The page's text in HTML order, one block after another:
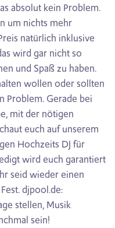
absolut kein Problem.
um nichts mehr
natürlich inklusive
wird gar nicht so
und Spaß zu haben.
wollen oder sollten
Problem. Gerade bei
mit der nötigen
euch auf unserem
Hochzeits DJ für
wird euch garantiert
seid wieder einen
djpool.de:
stellen, Musik
sein!